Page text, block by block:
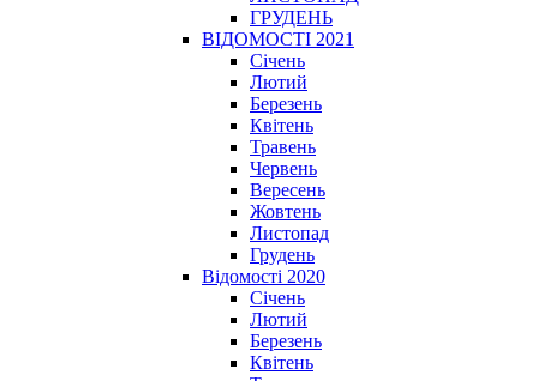
ГРУДЕНЬ
ВІДОМОСТІ 2021
Січень
Лютий
Березень
Квітень
Травень
Червень
Вересень
Жовтень
Листопад
Грудень
Відомості 2020
Січень
Лютий
Березень
Квітень